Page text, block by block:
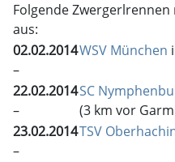
Folgende
aus:
02.02.2014
–
WSV München
22.02.2014
–
SC
(3 km vor
23.02.2014
–
TSV